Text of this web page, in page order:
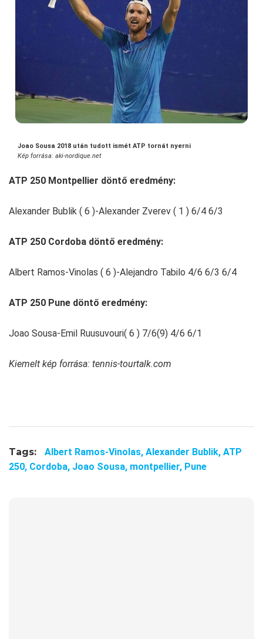
Joao Sousa 2018 után tudott ismét ATP tornát nyerni
Kép forrása: aki-nordique.net
ATP 250 Montpellier döntő eredmény:
Alexander Bublik ( 6 )-Alexander Zverev ( 1 ) 6/4 6/3
ATP 250 Cordoba döntő eredmény:
Albert Ramos-Vinolas ( 6 )-Alejandro Tabilo 4/6 6/3 6/4
ATP 250 Pune döntő eredmény:
Joao Sousa-Emil Ruusuvouri( 6 ) 7/6(9) 4/6 6/1
Kiemelt kép forrása: tennis-tourtalk.com
Tags: Albert Ramos-Vinolas, Alexander Bublik, ATP
250, Cordoba, Joao Sousa, montpellier, Pune